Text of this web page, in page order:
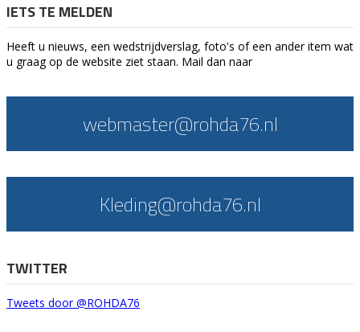
IETS TE MELDEN
Heeft u nieuws, een wedstrijdverslag, foto's of een ander item wat
u graag op de website ziet staan. Mail dan naar
webmaster@rohda76.nl
Kleding@rohda76.nl
TWITTER
Tweets door @ROHDA76